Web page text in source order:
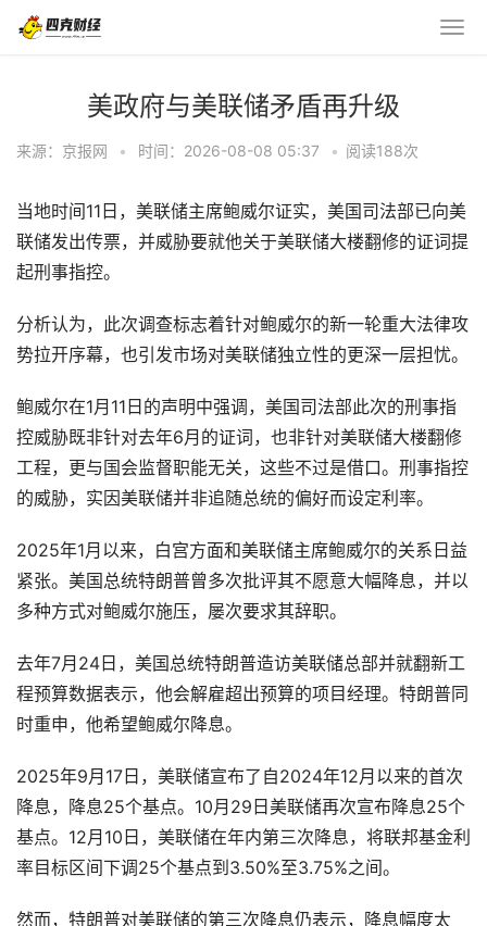
美政府与美联储矛盾再升级
来源：京报网 • 时间：2026-08-08 05:37 • 阅读188次
当地时间11日，美联储主席鲍威尔证实，美国司法部已向美
联储发出传票，并威胁要就他关于美联储大楼翻修的证词提
起刑事指控。
分析认为，此次调查标志着针对鲍威尔的新一轮重大法律攻
势拉开序幕，也引发市场对美联储独立性的更深一层担忧。
鲍威尔在1月11日的声明中强调，美国司法部此次的刑事指
控威胁既非针对去年6月的证词，也非针对美联储大楼翻修
工程，更与国会监督职能无关，这些不过是借口。刑事指控
的威胁，实因美联储并非追随总统的偏好而设定利率。
2025年1月以来，白宫方面和美联储主席鲍威尔的关系日益
紧张。美国总统特朗普曾多次批评其不愿意大幅降息，并以
多种方式对鲍威尔施压，屡次要求其辞职。
去年7月24日，美国总统特朗普造访美联储总部并就翻新工
程预算数据表示，他会解雇超出预算的项目经理。特朗普同
时重申，他希望鲍威尔降息。
2025年9月17日，美联储宣布了自2024年12月以来的首次
降息，降息25个基点。10月29日美联储再次宣布降息25个
基点。12月10日，美联储在年内第三次降息，将联邦基金利
率目标区间下调25个基点到3.50%至3.75%之间。
然而，特朗普对美联储的第三次降息仍表示，降息幅度太